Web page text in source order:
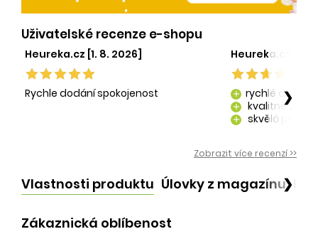
Uživatelské recenze e-shopu
Heureka.cz [1. 8. 2026]
Rychle dodání spokojenost
Heureka.cz [29.
add rychlé dodání
add kvalitně
add skvělá péče o
❯
Zobrazit více recenzí >>
Vlastnosti produktu Úlovky z magazínu❯
Zákaznická oblíbenost